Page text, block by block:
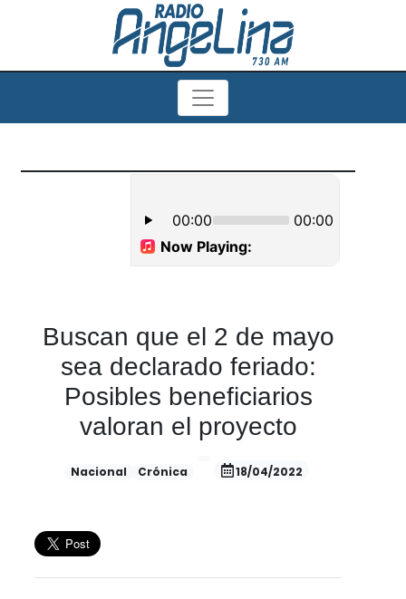
Buscan que el 2 de mayo
sea declarado feriado:
Posibles beneficiarios
valoran el proyecto
Nacional Crónica 18/04/2022